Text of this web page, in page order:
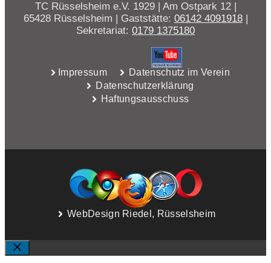
TC Rüsselsheim e.V. 1929 | Am Ostpark 12 |
65428 Rüsselsheim | Gaststätte: 06142 4091918|
Sekretariat: 0179 1375180
Impressum
Datenschutz im Verein
Datenschutzerklärung
Haftungsausschuss
WebDesign Riedel, Rüsselsheim
SCHLIESSEN